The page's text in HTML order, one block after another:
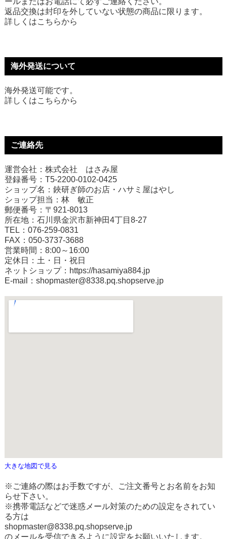
返品交換は封印を外していない状態の商品に限ります。
詳しくはこちらから
海外発送について
海外発送可能です。
詳しくはこちらから
ご連絡先
運営会社：株式会社 はさみ屋
登録番号：T5-2200-0102-0425
ショップ名：鋏研ぎ師のお店・ハサミ屋はやし
ショップ担当：林 敏正
郵便番号：〒921-8013
所在地：石川県金沢市新神田4丁目8-27
TEL：076-259-0831
FAX：050-3737-3688
営業時間：8:00～16:00
定休日：土・日・祝日
ネットショップ： https://hasamiya884.jp
E-mail：shopmaster@8338.pq.shopserve.jp
大きな地図で見る
※ご連絡の際はお手数ですが、ご注文番号とお名前をお知
らせ下さい。
※携帯電話などで迷惑メール対策のための設定をされてい
る方は
shopmaster@8338.pq.shopserve.jp
のメールを受信できるように設定をお願いいたします。